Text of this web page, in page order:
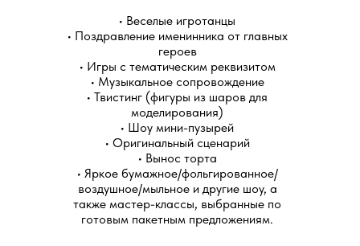
• Веселые игротанцы
• Поздравление именинника от главных
героев
• Игры с тематическим реквизитом
• Музыкальное сопровождение
• Твистинг (фигуры из шаров для
моделирования)
• Шоу мини-пузырей
• Оригинальный сценарий
• Вынос торта
• Яркое бумажное/фольгированное/
воздушное/мыльное и другие шоу, а
также мастер-классы, выбранные по
готовым пакетным предложениям.